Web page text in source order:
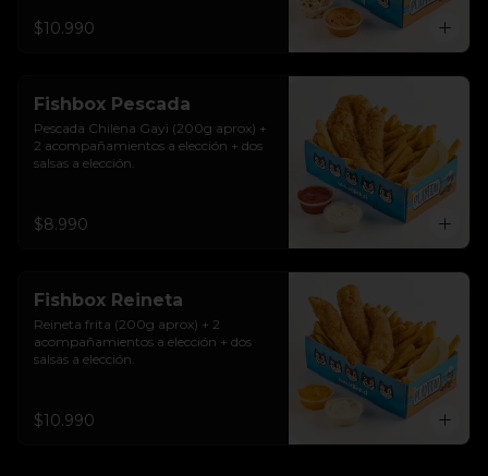
$10.990
Fishbox Pescada
Pescada Chilena Gayi (200g aprox) +
2 acompañamientos a elección + dos
salsas a elección.
$8.990
Fishbox Reineta
Reineta frita (200g aprox) + 2
acompañamientos a elección + dos
salsas a elección.
$10.990